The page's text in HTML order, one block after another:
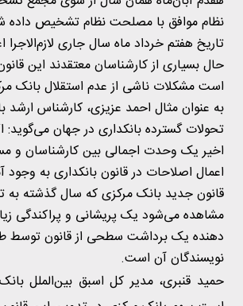
نظام موافق با مصلحت نظام تشخیص داده
تاریخ هفتم خرداد ماه سال جاری لازم‌الاجرا
حال بسیاری از کارشناسان معتقدند این
است مشکلات ناشی از عدم استقلال بانک
به عنوان مثال احمد عزیزی، کارشناس ارشد
تحولات گسترده بانکداری در جهان
اخیر یک وحدت اجمالی بین کارشناسان و
اعمال اصلاحات در قانون بانکداری به وجود
قانون جدید بانک مرکزی که سال گذشته
مشاهده می‌شود یک پریشانی و پراکندگی
دهنده یک برداشت سطحی از قانون توسط
نویسندگان آن است.
حمید قنبری، مدیر کل اسبق بین‌الملل